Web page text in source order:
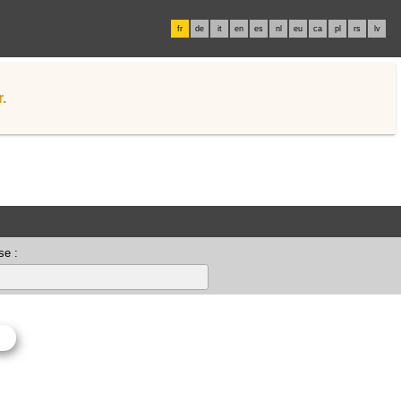
fr de it en es nl eu ca pl rs lv
: